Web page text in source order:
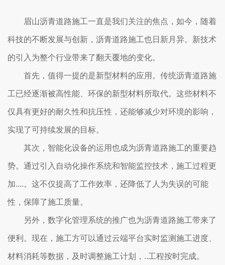
眉山沥青道路施工一直是我们关注的焦点，如今，随着
科技的不断发展与创新，沥青道路施工也日新月异。新技术
的引入为整个行业带来了翻天覆地的变化。
首先，值得一提的是新型材料的应用。传统沥青道路施
工已经逐渐被高性能、环保的新型材料所取代。这些材料不
仅具有更好的耐久性和抗压性，还能够减少对环境的影响，
实现了可持续发展的目标。
其次，智能化设备的运用也成为沥青道路施工的重要趋
势。通过引入自动化操作系统和智能监控技术，施工过程更
加....。这不仅提高了工作效率，还降低了人为失误的可能
性，保障了施工质量。
另外，数字化管理系统的推广也为沥青道路施工带来了
便利。现在，施工方可以通过云端平台实时监测施工进度、
材料消耗等数据，及时调整施工计划，..工程按时完成。